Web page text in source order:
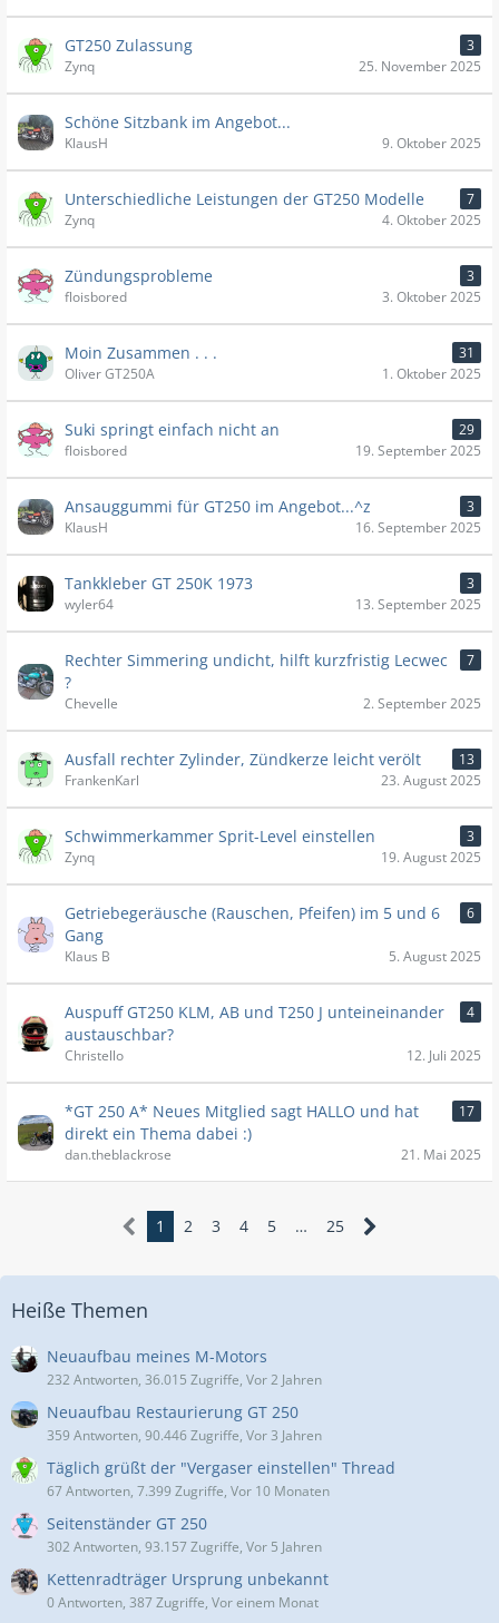
GT250 Zulassung
3
Zynq
25. November 2025
Schöne Sitzbank im Angebot...
KlausH 9. Oktober 2025
Unterschiedliche Leistungen der GT250 Modelle
7
Zynq
4. Oktober 2025
Zündungsprobleme
3
floisbored
3. Oktober 2025
Moin Zusammen . . .
31
Oliver GT250A
1. Oktober 2025
Suki springt einfach nicht an
29
floisbored
19. September 2025
Ansauggummi für GT250 im Angebot...^z
3
KlausH
16. September 2025
Tankkleber GT 250K 1973
3
wyler64
13. September 2025
Rechter Simmering undicht, hilft kurzfristig Lecwec
?
7
Chevelle 2. September 2025
Ausfall rechter Zylinder, Zündkerze leicht verölt
13
FrankenKarl
23. August 2025
Schwimmerkammer Sprit-Level einstellen
3
Zynq
19. August 2025
Getriebegeräusche (Rauschen, Pfeifen) im 5 und 6
Gang
6
Klaus B 5. August 2025
Auspuff GT250 KLM, AB und T250 J unteineinander
austauschbar?
4
Christello 12. Juli 2025
*GT 250 A* Neues Mitglied sagt HALLO und hat
direkt ein Thema dabei :)
17
dan.theblackrose 21. Mai 2025
1 2 3 4 5 … 25
Heiße Themen
Neuaufbau meines M-Motors
232 Antworten, 36.015 Zugriffe, Vor 2 Jahren
Neuaufbau Restaurierung GT 250
359 Antworten, 90.446 Zugriffe, Vor 3 Jahren
Täglich grüßt der "Vergaser einstellen" Thread
67 Antworten, 7.399 Zugriffe, Vor 10 Monaten
Seitenständer GT 250
302 Antworten, 93.157 Zugriffe, Vor 5 Jahren
Kettenradträger Ursprung unbekannt
0 Antworten, 387 Zugriffe, Vor einem Monat